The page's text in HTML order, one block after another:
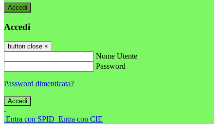
Accedi
Accedi
button close ×
Nome Utente
Password
Password dimenticata?
-
Entra con SPID Entra con CIE